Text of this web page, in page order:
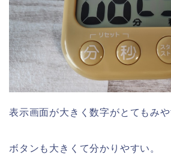
表示画面が大きく数字がとてもみや
ボタンも大きくて分かりやすい。